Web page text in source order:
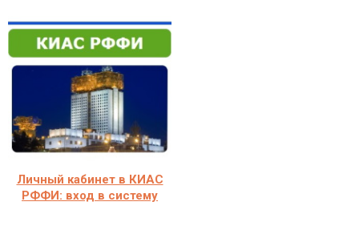
Личный кабинет в КИАС
РФФИ: вход в систему